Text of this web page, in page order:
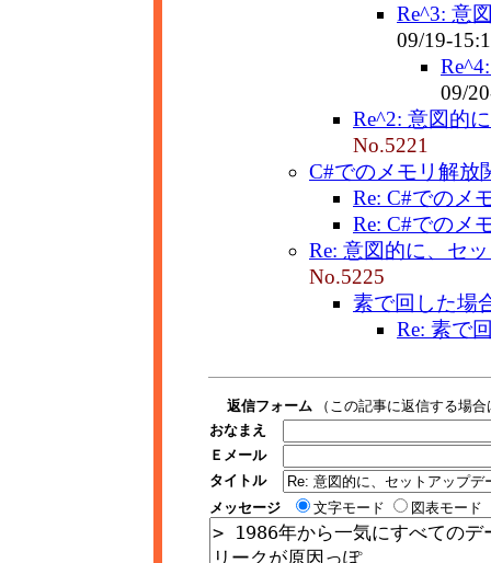
Re^3: 意
09/19-
09/
Re^2: 意図的
No.5221
C#でのメモリ解放
Re: C#でのメ
Re: C#でのメ
Re: 意図的に、セ
No.5225
素で回した場
Re: 素で
返信フォーム （この記事に返信する場
おなまえ
Ｅメール
タイトル
メッセージ
文字モード 図表モード